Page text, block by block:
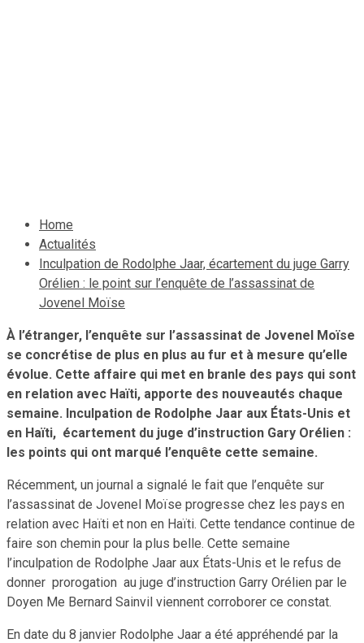
Home
Actualités
Inculpation de Rodolphe Jaar, écartement du juge Garry
Orélien : le point sur l’enquête de l’assassinat de
Jovenel Moïse
À l’étranger, l’enquête sur l’assassinat de Jovenel Moïse
se concrétise de plus en plus au fur et à mesure qu’elle
évolue. Cette affaire qui met en branle des pays qui sont
en relation avec Haïti, apporte des nouveautés chaque
semaine. Inculpation de Rodolphe Jaar aux États-Unis et
en Haïti, écartement du juge d’instruction Gary Orélien :
les points qui ont marqué l’enquête cette semaine.
Récemment, un journal a signalé le fait que l’enquête sur
l’assassinat de Jovenel Moïse progresse chez les pays en
relation avec Haïti et non en Haïti. Cette tendance continue de
faire son chemin pour la plus belle. Cette semaine
l’inculpation de Rodolphe Jaar aux États-Unis et le refus de
donner prorogation au juge d’instruction Garry Orélien par le
Doyen Me Bernard Sainvil viennent corroborer ce constat.
En date du 8 janvier Rodolphe Jaar a été appréhendé par la